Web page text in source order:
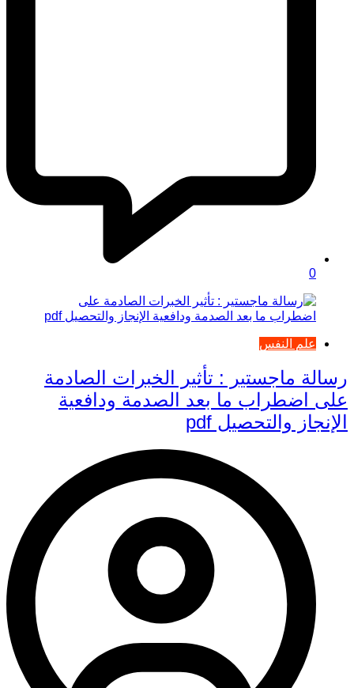
0
علم النفس
رسالة ماجستير : تأثير الخبرات الصادمة
على اضطراب ما بعد الصدمة ودافعية
الإنجاز والتحصيل pdf